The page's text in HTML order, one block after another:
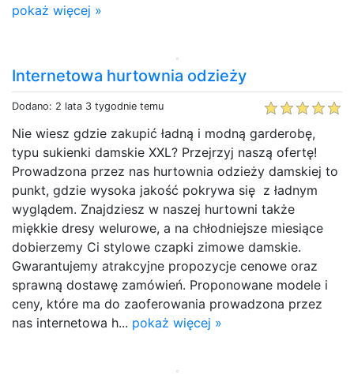
pokaż więcej »
Internetowa hurtownia odzieży
Dodano: 2 lata 3 tygodnie temu
Nie wiesz gdzie zakupić ładną i modną garderobę,
typu sukienki damskie XXL? Przejrzyj naszą ofertę!
Prowadzona przez nas hurtownia odzieży damskiej to
punkt, gdzie wysoka jakość pokrywa się z ładnym
wyglądem. Znajdziesz w naszej hurtowni także
miękkie dresy welurowe, a na chłodniejsze miesiące
dobierzemy Ci stylowe czapki zimowe damskie.
Gwarantujemy atrakcyjne propozycje cenowe oraz
sprawną dostawę zamówień. Proponowane modele i
ceny, które ma do zaoferowania prowadzona przez
nas internetowa h... pokaż więcej »